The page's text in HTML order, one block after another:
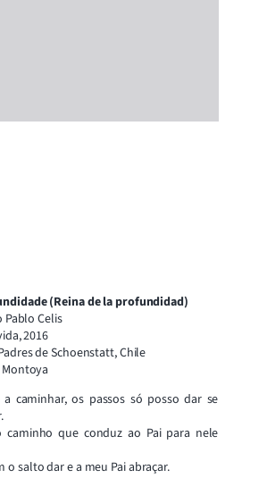
(Reina de la profundidad)
Pablo Celis
2016
de Schoenstatt, Chile
a caminhar, os passos só posso dar se
caminho que conduz ao Pai para nele
o salto dar e a meu Pai abraçar.